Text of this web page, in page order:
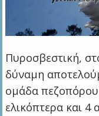
Πυροσβεστική,
δύναμη
ομάδα
ελικόπτερα και